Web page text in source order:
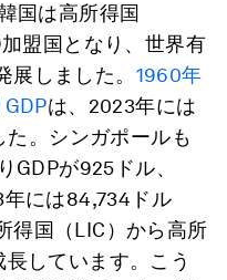
国は高所得国
加盟国となり、世界有
しました。 1960年
は、2023年には
た。シンガポールも
GDPが925ドル、
年には84,734ドル
得国（LIC）から高所
しています。こう